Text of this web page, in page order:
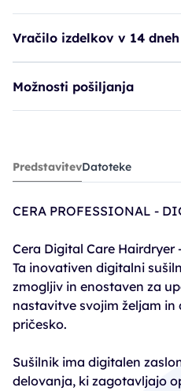
Vračilo izdelkov v 14 dneh
Možnosti pošiljanja
fen CRP Cera Digital
119,94€
199,90€
PC30: 129,93€
PredstavitevDatoteke
CERA PROFESSIONAL -
Cera Digital Care Hairdryer
Ta inovativen digitalni
zmogljiv in enostaven za
nastavitve svojim željam
pričesko.
Sušilnik ima digitalen
delovanja, ki zagotavljajo